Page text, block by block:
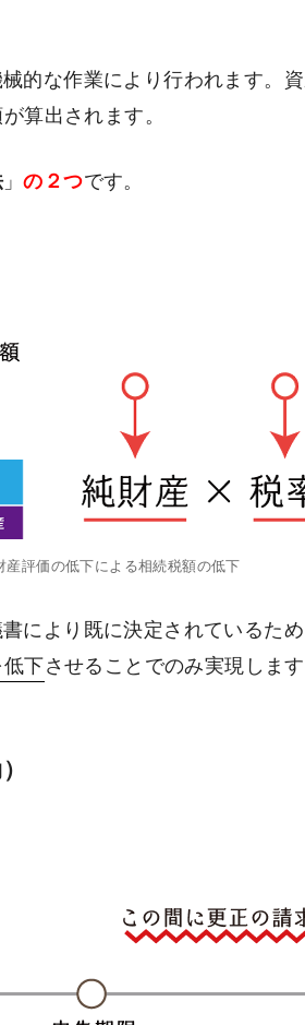
的な作業により行われます。
算出されます。
」の２つです。
産評価の低下による相続税額の低下
により既に決定されているた
下させることでのみ実現します